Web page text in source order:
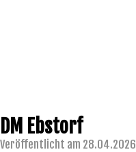
DM Ebstorf
Veröffentlicht am 28.04.2026